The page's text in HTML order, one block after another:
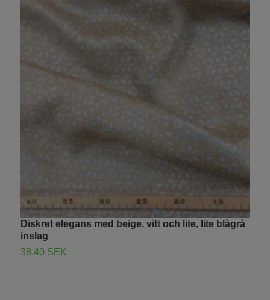
Diskret elegans med beige, vitt och lite, lite blågrå
inslag
38.40 SEK